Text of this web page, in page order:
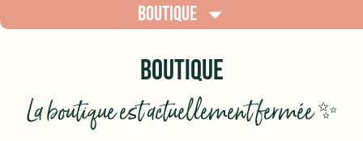
BOUTIQUE
BOUTIQUE
La boutique est actuellement fermée ✨